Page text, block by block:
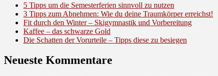
5 Tipps um die Semesterferien sinnvoll zu nutzen
3 Tipps zum Abnehmen: Wie du deine Traumkörper erreichst!
Fit durch den Winter – Skigymnastik und Vorbereitung
Kaffee – das schwarze Gold
Die Schatten der Vorurteile – Tipps diese zu besiegen
Neueste Kommentare